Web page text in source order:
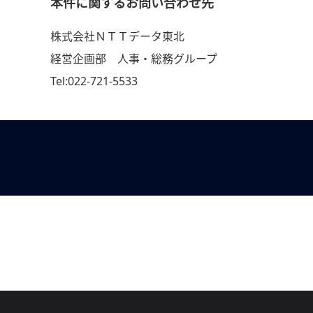
株式会社ＮＴＴデータ東北
経営企画部 人事・総務グループ
Tel:022-721-5533